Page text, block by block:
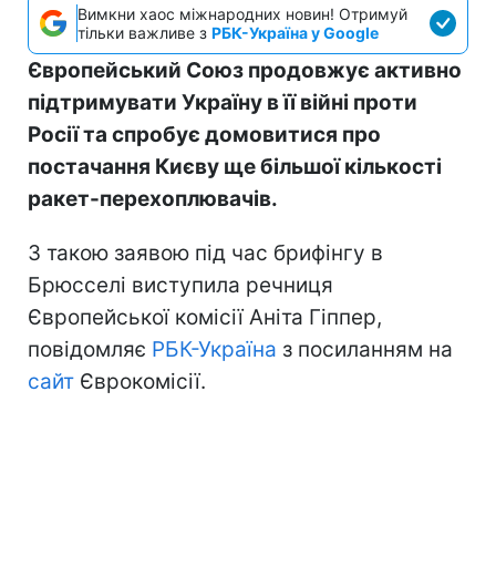
Вимкни хаос міжнародних новин! Отримуй
тільки важливе з РБК-Україна у Google
Європейський Союз продовжує активно
підтримувати Україну в її війні проти
Росії та спробує домовитися про
постачання Києву ще більшої кількості
ракет-перехоплювачів.
З такою заявою під час брифінгу в
Брюсселі виступила речниця
Європейської комісії Аніта Гіппер,
повідомляє РБК-Україна з посиланням на
сайт Єврокомісії.